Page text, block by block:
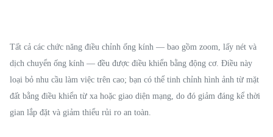
Tất cả các chức năng điều chỉnh ống kính — bao gồm zoom, lấy nét và
dịch chuyển ống kính — đều được điều khiển bằng động cơ. Điều này
loại bỏ nhu cầu làm việc trên cao; bạn có thể tinh chỉnh hình ảnh từ mặt
đất bằng điều khiển từ xa hoặc giao diện mạng, do đó giảm đáng kể thời
gian lắp đặt và giảm thiểu rủi ro an toàn.